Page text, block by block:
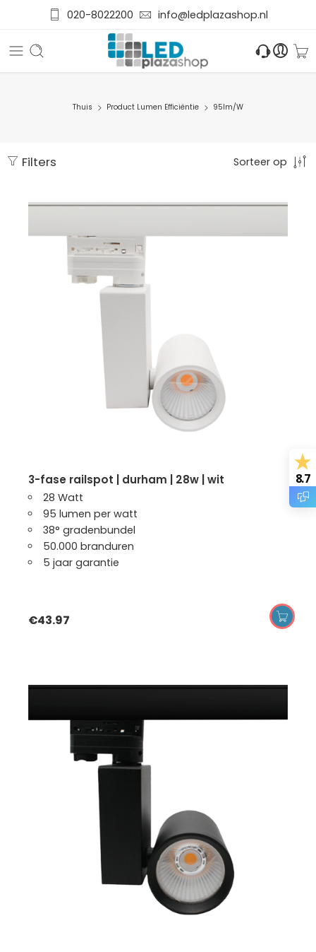
020-8022200 info@ledplazashop.nl
Thuis Product Lumen Efficiëntie 95lm/W
Filters Sorteer op
3-fase railspot | durham | 28w | wit
28 Watt
95 lumen per watt
38° gradenbundel
50.000 branduren
5 jaar garantie
€43.97
8.7